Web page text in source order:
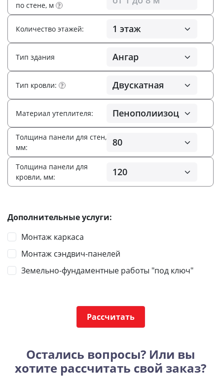
Тип здания
Тип кровли: ?
Материал утеплителя:
по стене, м ?
Толщина панели для стен,
мм:
Количество этажей:
Толщина панели для
кровли, мм:
Дополнительные услуги:
Монтаж каркаса
Монтаж сэндвич-панелей
Земельно-фундаментные работы "под ключ"
Рассчитать
Остались вопросы? Или вы
хотите рассчитать свой заказ?